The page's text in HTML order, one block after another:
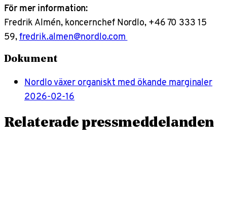
För mer information:
Fredrik Almén, koncernchef Nordlo, +46 70 333 15
59,fredrik.almen@nordlo.com
Dokument
Nordlo växer organiskt med ökande marginaler
2026-02-16
Relaterade pressmeddelanden